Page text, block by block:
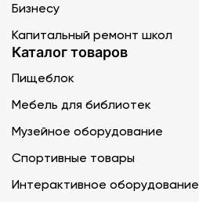
Бизнесу
Капитальный ремонт школ
Каталог товаров
Пищеблок
Мебель для библиотек
Музейное оборудование
Спортивные товары
Интерактивное оборудование